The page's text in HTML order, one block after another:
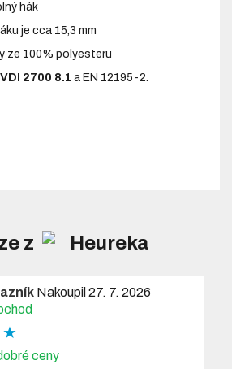
hák
je cca 15,3 mm
ze 100% polyesteru
VDI 2700 8.1a EN 12195-2.
z
Nakoupil 27. 7. 2026
★
ceny